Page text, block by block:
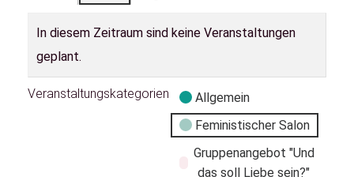
In diesem Zeitraum sind keine Veranstaltungen
geplant.
Veranstaltungskategorien
Allgemein
Feministischer Salon
Gruppenangebot "Und
das soll Liebe sein?"